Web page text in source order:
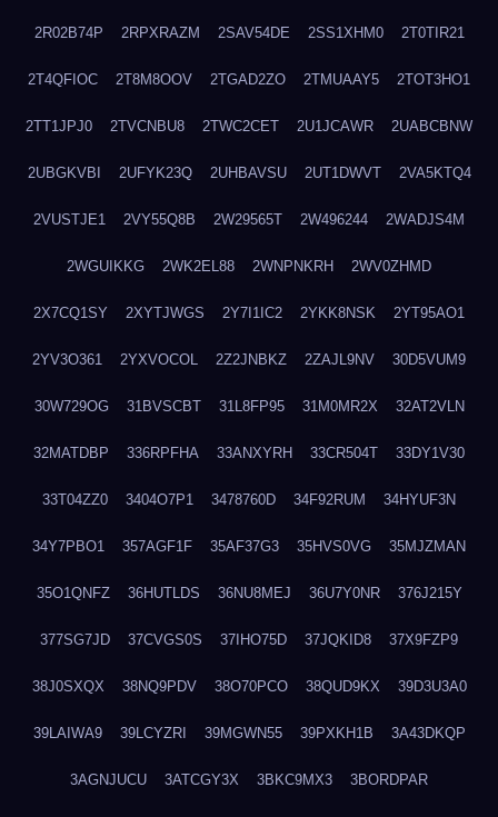
2R02B74P 2RPXRAZM 2SAV54DE 2SS1XHM0 2T0TIR21
2T4QFIOC 2T8M8OOV 2TGAD2ZO 2TMUAAY5 2TOT3HO1
2TT1JPJ0 2TVCNBU8 2TWC2CET 2U1JCAWR 2UABCBNW
2UBGKVBI 2UFYK23Q 2UHBAVSU 2UT1DWVT 2VA5KTQ4
2VUSTJE1 2VY55Q8B 2W29565T 2W496244 2WADJS4M
2WGUIKKG 2WK2EL88 2WNPNKRH 2WV0ZHMD
2X7CQ1SY 2XYTJWGS 2Y7I1IC2 2YKK8NSK 2YT95AO1
2YV3O361 2YXVOCOL 2Z2JNBKZ 2ZAJL9NV 30D5VUM9
30W729OG 31BVSCBT 31L8FP95 31M0MR2X 32AT2VLN
32MATDBP 336RPFHA 33ANXYRH 33CR504T 33DY1V30
33T04ZZ0 3404O7P1 3478760D 34F92RUM 34HYUF3N
34Y7PBO1 357AGF1F 35AF37G3 35HVS0VG 35MJZMAN
35O1QNFZ 36HUTLDS 36NU8MEJ 36U7Y0NR 376J215Y
377SG7JD 37CVGS0S 37IHO75D 37JQKID8 37X9FZP9
38J0SXQX 38NQ9PDV 38O70PCO 38QUD9KX 39D3U3A0
39LAIWA9 39LCYZRI 39MGWN55 39PXKH1B 3A43DKQP
3AGNJUCU 3ATCGY3X 3BKC9MX3 3BORDPAR